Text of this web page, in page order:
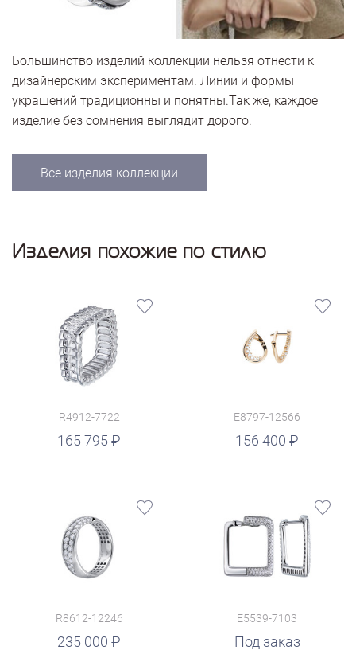
Большинство изделий коллекции нельзя отнести к
дизайнерским экспериментам. Линии и формы
украшений традиционны и понятны.Так же, каждое
изделие без сомнения выглядит дорого.
Все изделия коллекции
Изделия похожие по стилю
R4912-7722
165 795
E8797-12566
156 400
руб.
R8612-12246
235 000
E5539-7103
Под заказ